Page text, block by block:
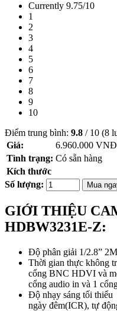
Currently 9.75/10
1
2
3
4
5
6
7
8
9
10
Điểm trung bình: 9.8 / 10 (8
Giá:
6.960.000 VNĐ
Tình trạng: Có sẵn hàng
Kích thước
Số lượng:
Mua
GIỚI THIỆU
HDBW3231E-Z​​:
Độ phân giải 1/2.8”
Thời gian thực không
cổng BNC HDVI và
cổng audio in và 1
Độ nhạy sáng tối
ngày đêm(ICR), tự